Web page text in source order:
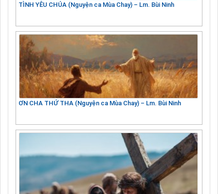
TÌNH YÊU CHÚA (Nguyện ca Mùa Chay) – Lm. Bùi Ninh
ƠN CHA THỨ THA (Nguyện ca Mùa Chay) – Lm. Bùi Ninh